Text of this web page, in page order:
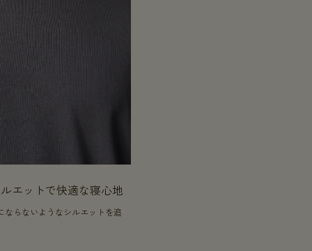
エットで快適な寝心地
ならないようなシルエットを追